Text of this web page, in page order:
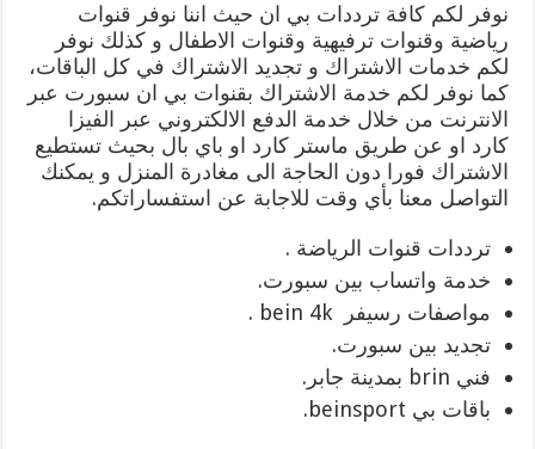
نوفر لكم كافة ترددات بي ان حيث اننا نوفر قنوات
رياضية وقنوات ترفيهية وقنوات الاطفال و كذلك نوفر
لكم خدمات الاشتراك و تجديد الاشتراك في كل الباقات،
كما نوفر لكم خدمة الاشتراك بقنوات بي ان سبورت عبر
الانترنت من خلال خدمة الدفع الالكتروني عبر الفيزا
كارد او عن طريق ماستر كارد او باي بال بحيث تستطيع
الاشتراك فورا دون الحاجة الى مغادرة المنزل و يمكنك
التواصل معنا بأي وقت للاجابة عن استفساراتكم.
ترددات قنوات الرياضة .
خدمة واتساب بين سبورت.
مواصفات رسيفر bein 4k .
تجديد بين سبورت.
فني brin بمدينة جابر.
باقات بي beinsport.